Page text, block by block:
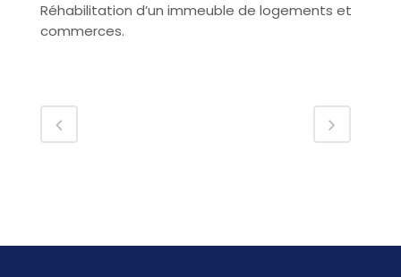
Réhabilitation d’un immeuble de logements et
commerces.